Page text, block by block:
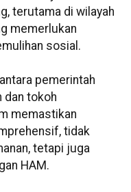
terutama di wilayah
memerlukan
sosial.
pemerintah
dan tokoh
memastikan
tidak
tetapi juga
HAM.